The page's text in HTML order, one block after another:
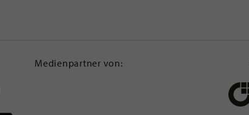
Medienpartner von: